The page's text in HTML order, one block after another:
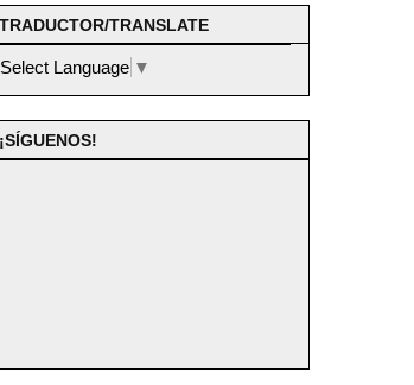
TRADUCTOR/TRANSLATE
Select Language ▼
¡SÍGUENOS!